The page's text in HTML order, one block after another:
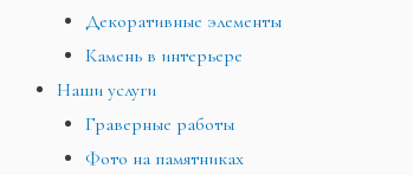
Декоративные элементы
Камень в интерьере
Наши услуги
Граверные работы
Фото на памятниках